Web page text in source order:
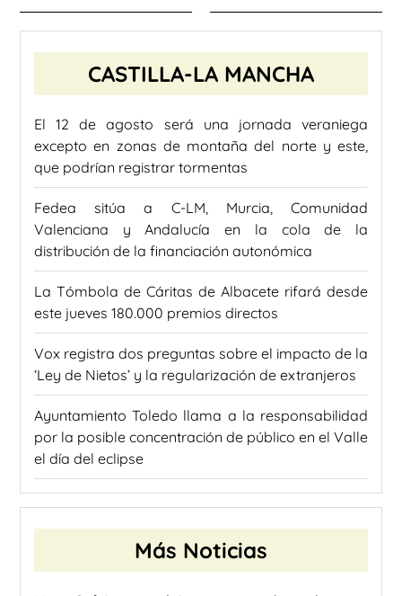
CASTILLA-LA MANCHA
El 12 de agosto será una jornada veraniega
excepto en zonas de montaña del norte y este,
que podrían registrar tormentas
Fedea sitúa a C-LM, Murcia, Comunidad
Valenciana y Andalucía en la cola de la
distribución de la financiación autonómica
La Tómbola de Cáritas de Albacete rifará desde
este jueves 180.000 premios directos
Vox registra dos preguntas sobre el impacto de la
‘Ley de Nietos’ y la regularización de extranjeros
Ayuntamiento Toledo llama a la responsabilidad
por la posible concentración de público en el Valle
el día del eclipse
Más Noticias